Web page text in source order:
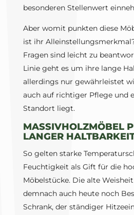
besonderen Stellenwert
Aber womit punkten diese
ist ihr
Fragen sind leicht zu
Linie geht es um ihre lange
allerdings nur gewährleistet
auch auf richtiger Pflege und
Standort liegt.
MASSIVHOLZMÖBEL
LANGER
So gelten starke
Feuchtigkeit als Gift für die
Möbelstücke. Die alte
demnach auch heute noch
Schrank, der ständiger